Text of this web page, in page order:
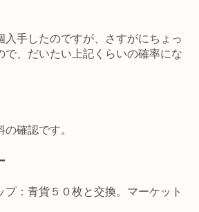
入手したのですが、さすがにちょっ
で、だいたい上記くらいの確率にな
確認です。
プ：青貨５０枚と交換。マーケット